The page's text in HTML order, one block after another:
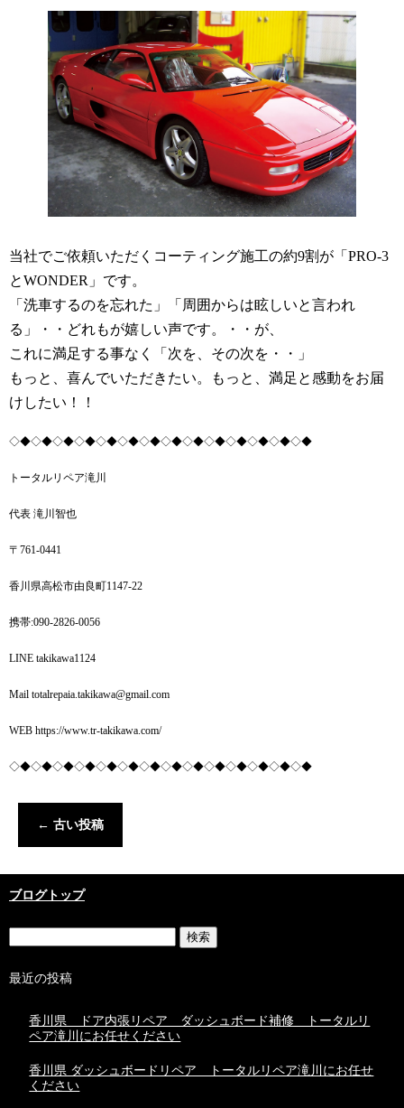
当社でご依頼いただくコーティング施工の約9割が「PRO-3
とWONDER」です。
「洗車するのを忘れた」「周囲からは眩しいと言われ
る」・・どれもが嬉しい声です。・・が、
これに満足する事なく「次を、その次を・・」
もっと、喜んでいただきたい。もっと、満足と感動をお届
けしたい！！
◇◆◇◆◇◆◇◆◇◆◇◆◇◆◇◆◇◆◇◆◇◆◇◆◇◆◇◆
トータルリペア滝川
代表 滝川智也
〒761-0441
香川県高松市由良町1147-22
携帯:090-2826-0056
LINE takikawa1124
Mail totalrepaia.takikawa@gmail.com
WEB https://www.tr-takikawa.com/
◇◆◇◆◇◆◇◆◇◆◇◆◇◆◇◆◇◆◇◆◇◆◇◆◇◆◇◆
← 古い投稿
ブログトップ
最近の投稿
香川県 ドア内張リペア ダッシュボード補修 トータルリ
ペア滝川にお任せください
香川県 ダッシュボードリペア トータルリペア滝川にお任せ
ください